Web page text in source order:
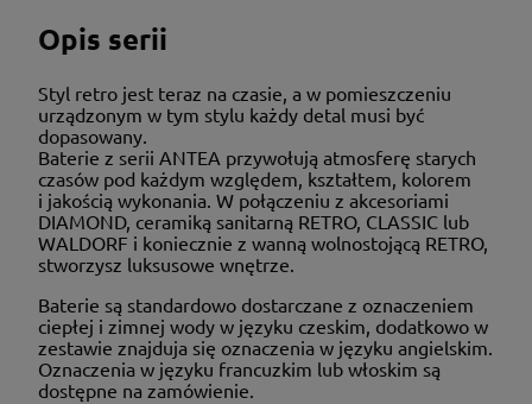
Opis serii
Styl retro jest teraz na czasie, a w pomieszczeniu
urządzonym w tym stylu każdy detal musi być
dopasowany.
Baterie z serii ANTEA przywołują atmosferę starych
czasów pod każdym względem, kształtem, kolorem
i jakością wykonania. W połączeniu z akcesoriami
DIAMOND, ceramiką sanitarną RETRO, CLASSIC lub
WALDORF i koniecznie z wanną wolnostojącą RETRO,
stworzysz luksusowe wnętrze.
Baterie są standardowo dostarczane z oznaczeniem
ciepłej i zimnej wody w języku czeskim, dodatkowo w
zestawie znajduja się oznaczenia w języku angielskim.
Oznaczenia w języku francuzkim lub włoskim są
dostępne na zamówienie.